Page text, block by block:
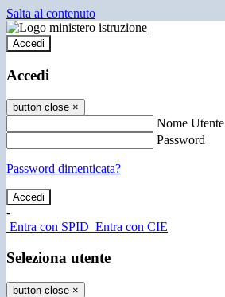
Salta al contenuto
Accedi
Accedi
button close ×
Nome Utente
Password
Password dimenticata?
-
Entra con SPID Entra con CIE
Seleziona utente
button close ×